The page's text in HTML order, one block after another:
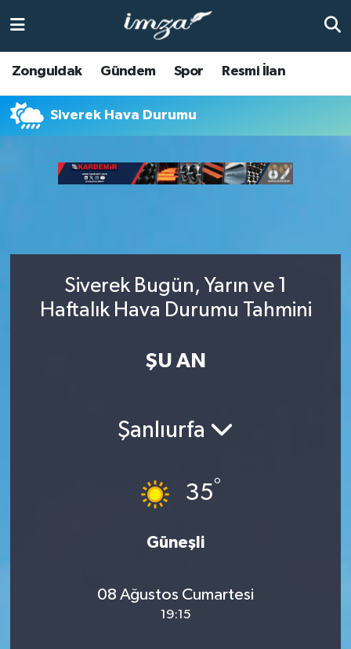
Zonguldak Gündem Spor Resmi İlan
Siverek Hava Durumu
Siverek Bugün, Yarın ve 1
Haftalık Hava Durumu Tahmini
ŞU AN
Şanlıurfa
35°
Güneşli
08 Ağustos Cumartesi
19:15
Anasayfa
ALAPLI
KOZLU
BOLU
Zonguldak Hava Durumu
Zonguldak Trafik Yoğunluk Haritası
Süper Lig Puan Durumu ve Fikstür
Haber Arşivi